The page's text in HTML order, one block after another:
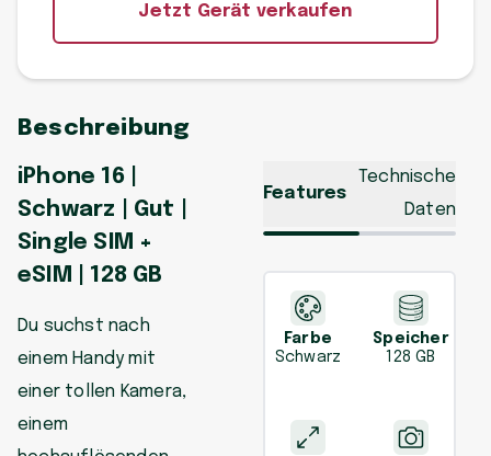
Jetzt Gerät verkaufen
Beschreibung
iPhone 16 |
Schwarz | Gut |
Single SIM +
eSIM | 128 GB
Du suchst nach
einem Handy mit
einer tollen Kamera,
einem
Features
Technische
Daten
Farbe
Schwarz
Speicher
128 GB